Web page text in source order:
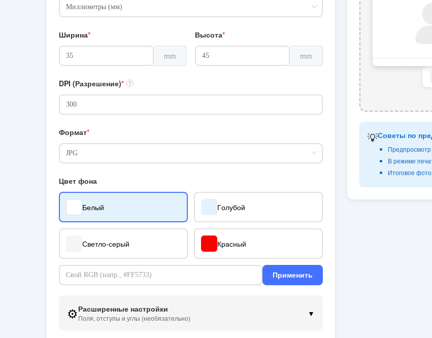
Ширина
mm
Высота
mm
DPI (Разрешение)
Формат
Цвет фона
Белый Голубой
Светло-серый Красный
Применить
⚙️Расширенные настройки
Поля, отступы и углы (необязательно) ▼
💡Советы по
Предпросмотр
В режиме
Итоговое